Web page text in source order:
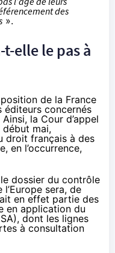
des
».
elle le pas à
position de la France
éditeurs concernés
la Cour d’appel
début mai,
droit français à des
en l’occurrence,
dossier du contrôle
sera, de
en effet partie des
en application du
dont les lignes
à consultation